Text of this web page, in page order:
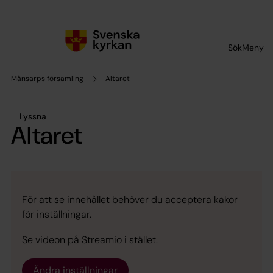
SökMeny
Månsarps församling Altaret
Lyssna
Altaret
För att se innehållet behöver du acceptera kakor
för inställningar.
Se videon på Streamio i stället.
Ändra inställningar